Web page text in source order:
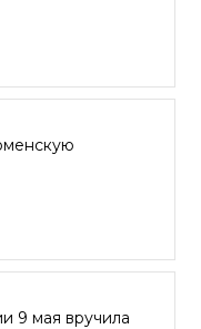
9 мая вручила